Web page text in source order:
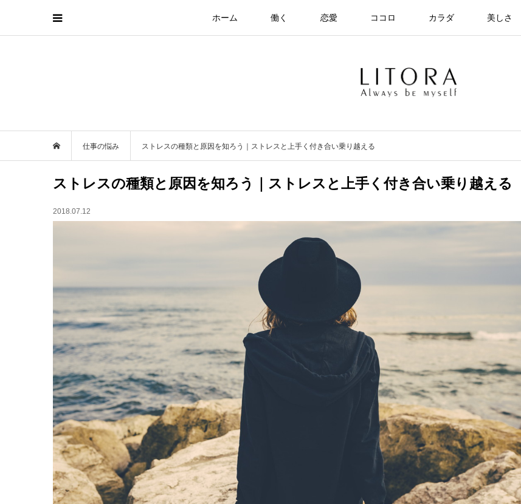
ホーム 働く 恋愛 ココロ カラダ 美しさ
仕事の悩み ストレスの種類と原因を知ろう｜ストレスと上手く付き合い乗り越える
ストレスの種類と原因を知ろう｜ストレスと上手く付き合い乗り越える
2018.07.12